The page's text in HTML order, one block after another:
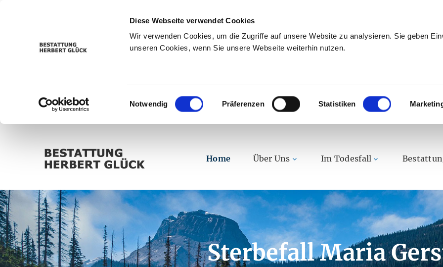
Diese Webseite verwendet Cookies
Wir verwenden Cookies, um die Zugriffe auf unsere Website zu analysieren. Sie geben
unseren Cookies, wenn Sie unsere Webseite weiterhin nutzen.
Einwilligungsauswahl
Notwendig Präferenzen Statistiken
Home Über Uns Im Todesfall
Sterbefall Maria